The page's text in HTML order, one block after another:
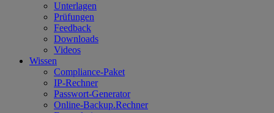
Unterlagen
Prüfungen
Feedback
Downloads
Videos
Wissen
Compliance-Paket
IP-Rechner
Passwort-Generator
Online-Backup.Rechner